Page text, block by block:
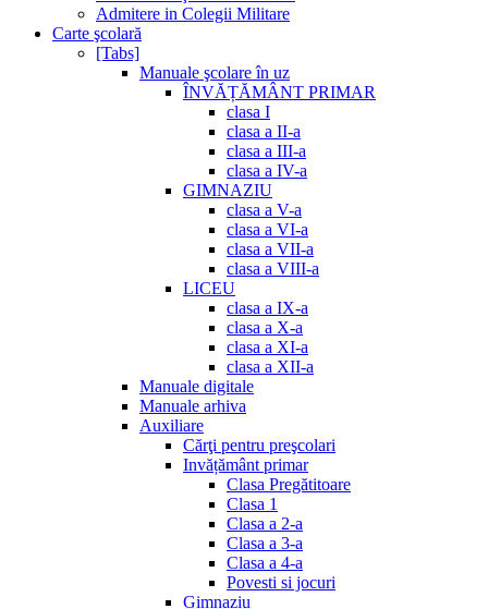
Admitere in Colegii Militare
Carte şcolară
[Tabs]
Manuale şcolare în uz
ÎNVĂȚĂMÂNT PRIMAR
clasa I
clasa a II-a
clasa a III-a
clasa a IV-a
GIMNAZIU
clasa a V-a
clasa a VI-a
clasa a VII-a
clasa a VIII-a
LICEU
clasa a IX-a
clasa a X-a
clasa a XI-a
clasa a XII-a
Manuale digitale
Manuale arhiva
Auxiliare
Cărţi pentru preşcolari
Invățământ primar
Clasa Pregătitoare
Clasa 1
Clasa a 2-a
Clasa a 3-a
Clasa a 4-a
Povesti si jocuri
Gimnaziu